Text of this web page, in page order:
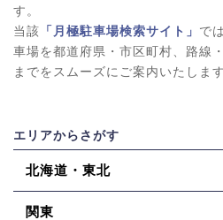
す。
当該 「月極駐車場検索サイト」 で
車場を都道府県・市区町村、路線
までをスムーズにご案内いたします
エリアからさがす
北海道・東北
関東